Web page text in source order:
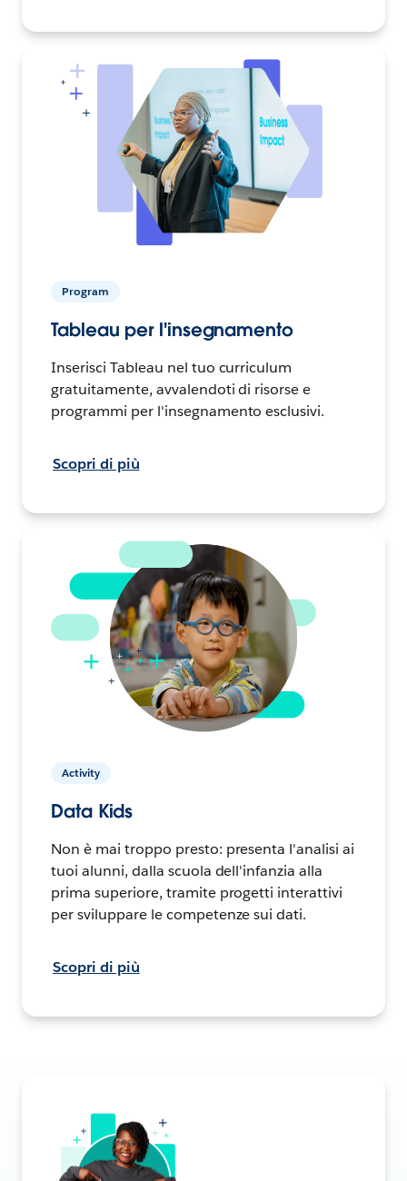
Program
Tableau per l'insegnamento
Inserisci Tableau nel tuo curriculum
gratuitamente, avvalendoti di risorse e
programmi per l'insegnamento esclusivi.
Scopri di più
Activity
Data Kids
Non è mai troppo presto: presenta l'analisi ai
tuoi alunni, dalla scuola dell'infanzia alla
prima superiore, tramite progetti interattivi
per sviluppare le competenze sui dati.
Scopri di più